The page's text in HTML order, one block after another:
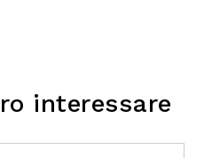
interessare